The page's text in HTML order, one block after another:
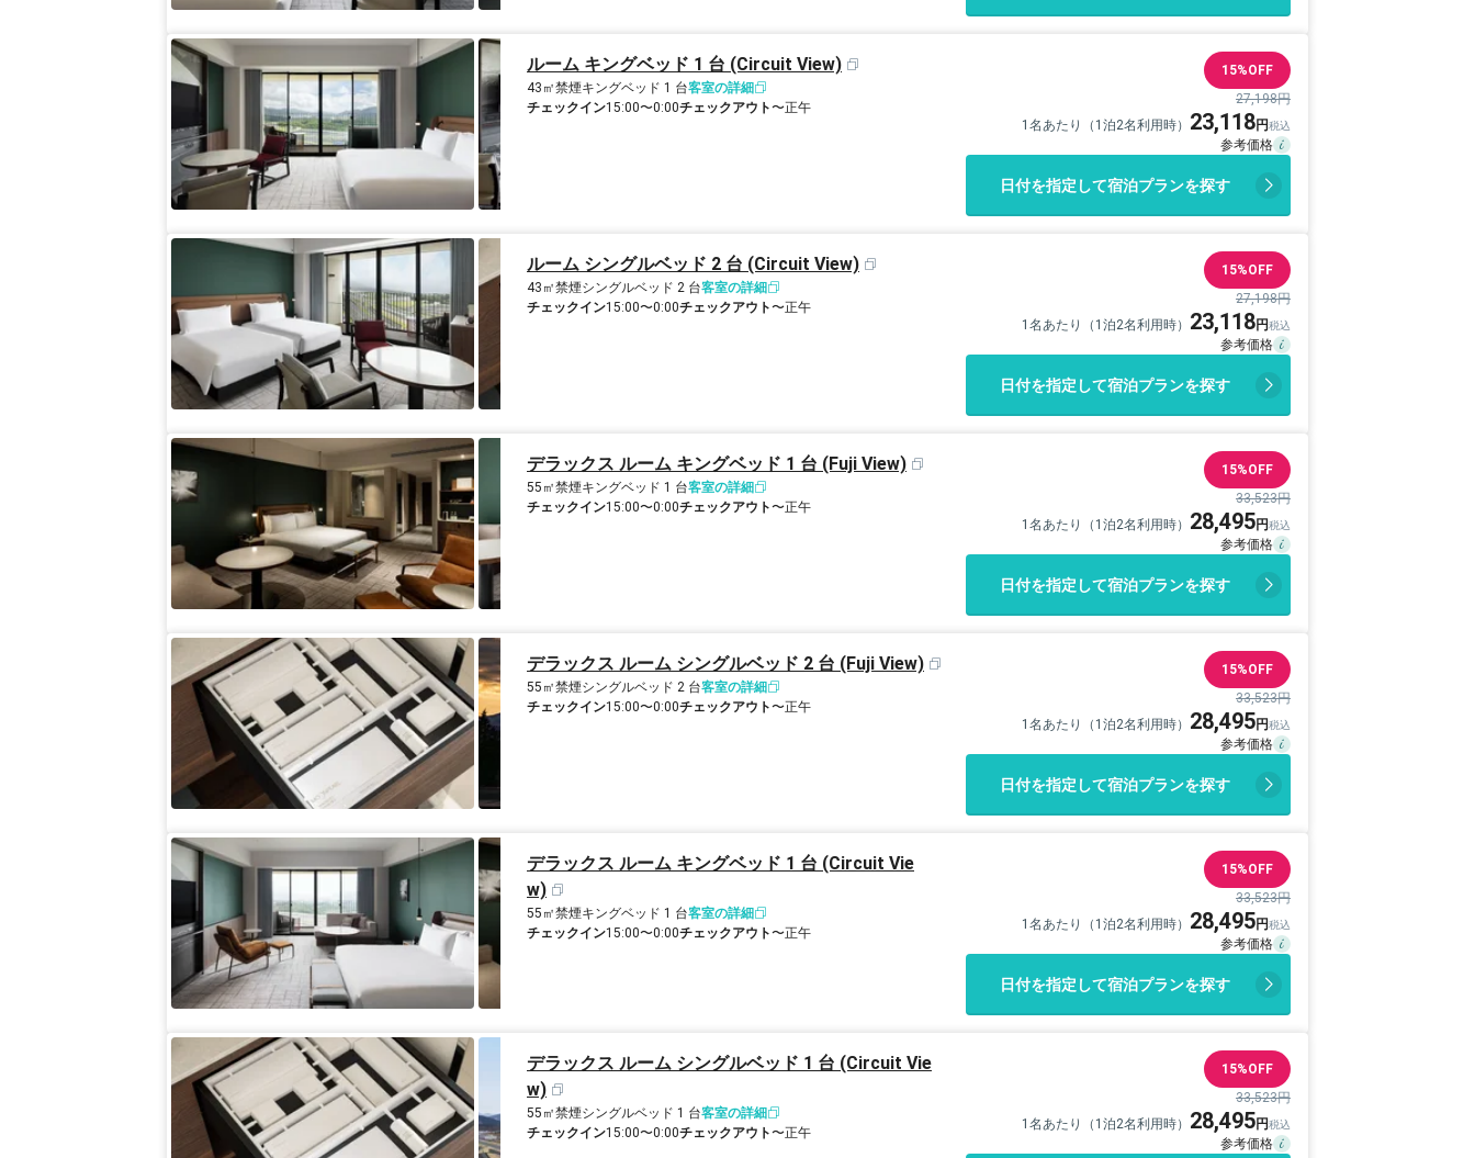
ルーム キングベッド 1 台 (Circuit View)
43㎡禁煙キングベッド 1 台客室の詳細
チェックイン15:00〜0:00チェックアウト〜正午
15%OFF
27,198円
1名あたり（1泊2名利用時） 23,118
日付を指定して宿泊プランを探す
ルーム シングルベッド 2 台 (Circuit View)
43㎡禁煙シングルベッド 2 台客室の詳細
チェックイン15:00〜0:00チェックアウト〜正午
15%OFF
27,198円
1名あたり（1泊2名利用時） 23,118
日付を指定して宿泊プランを探す
デラックス ルーム キングベッド 1 台 (Fuji View)
55㎡禁煙キングベッド 1 台客室の詳細
チェックイン15:00〜0:00チェックアウト〜正午
15%OFF
33,523円
1名あたり（1泊2名利用時） 28,495
日付を指定して宿泊プランを探す
デラックス ルーム シングルベッド 2 台 (Fuji View)
55㎡禁煙シングルベッド 2 台客室の詳細
チェックイン15:00〜0:00チェックアウト〜正午
15%OFF
33,523円
1名あたり（1泊2名利用時） 28,495
日付を指定して宿泊プランを探す
デラックス ルーム キングベッド 1 台 (Circuit Vie
w)
55㎡禁煙キングベッド 1 台客室の詳細
チェックイン15:00〜0:00チェックアウト〜正午
15%OFF
33,523円
1名あたり（1泊2名利用時） 28,495
日付を指定して宿泊プランを探す
デラックス ルーム シングルベッド 1 台 (Circuit Vie
w)
55㎡禁煙シングルベッド 1 台客室の詳細
チェックイン15:00〜0:00チェックアウト〜正午
15%OFF
33,523円
1名あたり（1泊2名利用時） 28,495